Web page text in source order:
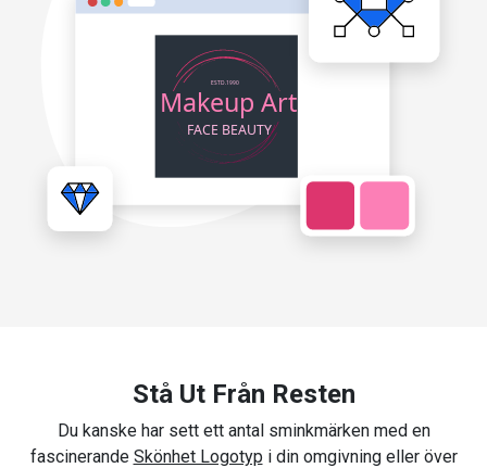
Stå Ut Från Resten
Du kanske har sett ett antal sminkmärken med en
fascinerande Skönhet Logotyp i din omgivning eller över